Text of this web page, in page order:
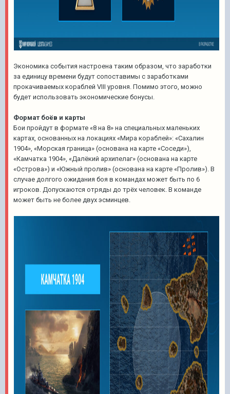
Экономика события настроена таким образом, что заработки
за единицу времени будут сопоставимы с заработками
прокачиваемых кораблей VIII уровня. Помимо этого, можно
будет использовать экономические бонусы.
Формат боёв и карты
Бои пройдут в формате «8 на 8» на специальных маленьких
картах, основанных на локациях «Мира кораблей»: «Сахалин
1904», «Морская граница» (основана на карте «Соседи»),
«Камчатка 1904», «Далёкий архипелаг» (основана на карте
«Острова») и «Южный пролив» (основана на карте «Пролив»). В
случае долгого ожидания боя в командах может быть по 6
игроков. Допускаются отряды до трёх человек. В команде
может быть не более двух эсминцев.